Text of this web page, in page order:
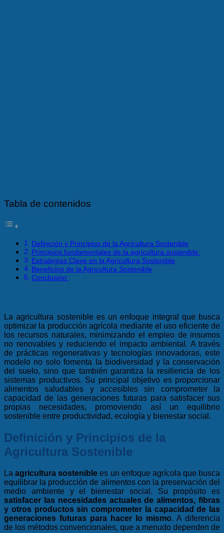
Tabla de contenidos
Definición y Principios de la Agricultura Sostenible
Principios fundamentales de la agricultura sostenible:
Estrategias Clave en la Agricultura Sostenible
Beneficios de la Agricultura Sostenible
Conclusión:
La agricultura sostenible es un enfoque integral que busca
optimizar la producción agrícola mediante el uso eficiente de
los recursos naturales, minimizando el empleo de insumos
no renovables y reduciendo el impacto ambiental. A través
de prácticas regenerativas y tecnologías innovadoras, este
modelo no solo fomenta la biodiversidad y la conservación
del suelo, sino que también garantiza la resiliencia de los
sistemas productivos. Su principal objetivo es proporcionar
alimentos saludables y accesibles sin comprometer la
capacidad de las generaciones futuras para satisfacer sus
propias necesidades, promoviendo así un equilibrio
sostenible entre productividad, ecología y bienestar social.
Definición y Principios de la
Agricultura Sostenible
Laagricultura sostenible es un enfoque agrícola que busca
equilibrar la producción de alimentos con la preservación del
medio ambiente y el bienestar social. Su propósito es
satisfacer las necesidades actuales de alimentos, fibras
y otros productos sin comprometer la capacidad de las
generaciones futuras para hacer lo mismo. A diferencia
de los métodos convencionales, que a menudo dependen de